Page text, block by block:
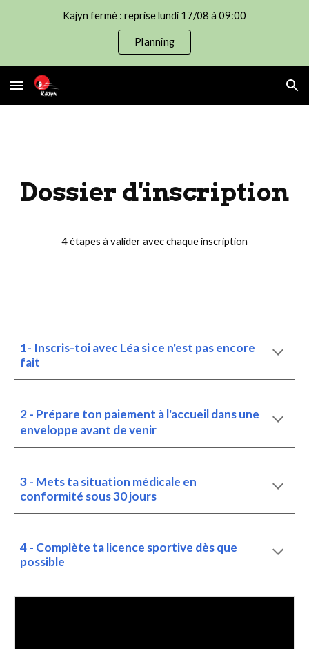
Skip to main content
Kajyn fermé : reprise lundi 17/08 à 09:00
Planning
Dossier d'inscription
4 étapes à valider avec chaque inscription
1- Inscris-toi avec Léasi ce n'est pas encore
fait
2 - Prépare ton paiement à l'accueil dans une
enveloppe avant de venir
3 - Mets ta situation médicale en
conformité sous 30 jours
4 - Complète ta licence sportive dès que
possible